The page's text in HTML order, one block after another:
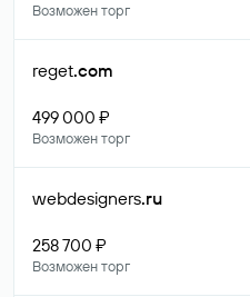
Возможен торг
reget.com
499 000 ₽
Возможен торг
webdesigners.ru
258 700 ₽
Возможен торг